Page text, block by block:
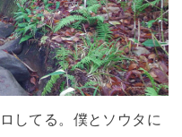
してる。僕とソウタに